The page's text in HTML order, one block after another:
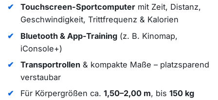
Touchscreen-Sportcomputer mit Zeit, Distanz,
Geschwindigkeit, Trittfrequenz & Kalorien
Bluetooth & App-Training (z. B. Kinomap,
iConsole+)
Transportrollen & kompakte Maße – platzsparend
verstaubar
Für Körpergrößen ca.1,50–2,00 m, bis150 kg